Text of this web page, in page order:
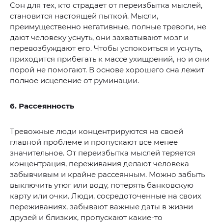
Сон для тех, кто страдает от переизбытка мыслей,
становится настоящей пыткой. Мысли,
преимущественно негативные, полные тревоги, не
дают человеку уснуть, они захватывают мозг и
перевозбуждают его. Чтобы успокоиться и уснуть,
приходится прибегать к массе ухищрений, но и они
порой не помогают. В основе хорошего сна лежит
полное исцеление от руминации.
6. Рассеянность
Тревожные люди концентрируются на своей
главной проблеме и пропускают все менее
значительное. От переизбытка мыслей теряется
концентрация, переживания делают человека
забывчивым и крайне рассеянным. Можно забыть
выключить утюг или воду, потерять банковскую
карту или очки. Люди, сосредоточенные на своих
переживаниях, забывают важные даты в жизни
друзей и близких, пропускают какие-то